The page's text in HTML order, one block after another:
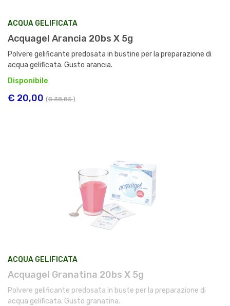
ACQUA GELIFICATA
Acquagel Arancia 20bs X 5g
Polvere gelificante predosata in bustine per la preparazione di
acqua gelificata. Gusto arancia.
Disponibile
€ 20,00 (€ 38,85)
ACQUA GELIFICATA
Acquagel Granatina 20bs X 5g
Polvere gelificante predosata in buste per la preparazione di
acqua gelificata. Gusto granatina.